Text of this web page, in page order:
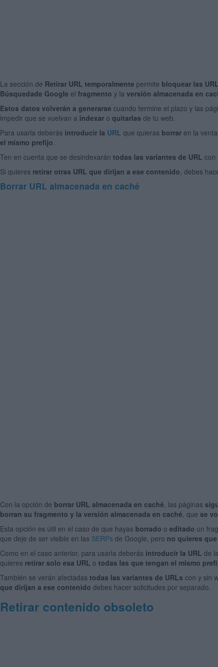
La sección de Retirar URL temporalmente permite bloquear las
Búsquedade Google el fragmento y la versión almacenada en
Estos datos volverán a generarse cuando termine el plazo y las
impedir que se vuelvan a indexar o quitarlas de tu web.
Para usarla deberás introducir la URL que quieras borrar en la
el mismo prefijo
Ten en cuenta que se desindexarán todas las variantes de URL con
Si quieres retirar otras URL que dirijan a ese contenido , debes
Borrar URL almacenada en caché
Con la opción de borrar URL almacenada en caché, las páginas
borran su fragmento y la versión almacenada en caché, que se
Esta opción es útil en el caso de que hayas borrado o editado un
que deje de ser visible en las SERPs de Google, pero no quieres
Como en el caso anterior, para usarla deberás introducir la URL de
quieres retirar solo esa URL o todas las que tengan el mismo
También se verán afectadas todas las variantes de URLs con y sin
que dirijan a ese contenido debes hacer solicitudes por separado.
Retirar contenido obsoleto